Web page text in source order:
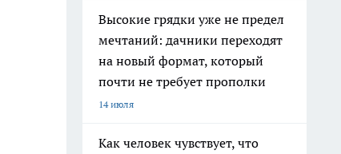
Высокие грядки уже не предел
мечтаний: дачники переходят
на новый формат, который
почти не требует прополки
14 июля
Как человек чувствует, что